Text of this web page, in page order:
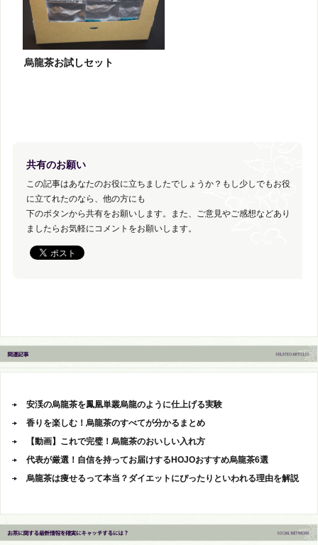
烏龍茶お試しセット
共有のお願い
この記事はあなたのお役に立ちましたでしょうか？もし少しでもお役
に立てれたのなら、他の方にも
下のボタンから共有をお願いします。また、ご意見やご感想などあり
ましたらお気軽にコメントをお願いします。
安渓の烏龍茶を鳳凰単叢烏龍のように仕上げる実験
香りを楽しむ！烏龍茶のすべてが分かるまとめ
【動画】これで完璧！烏龍茶のおいしい入れ方
代表が厳選！自信を持ってお届けするHOJOおすすめ烏龍茶6選
烏龍茶は痩せるって本当？ダイエットにぴったりといわれる理由を解説